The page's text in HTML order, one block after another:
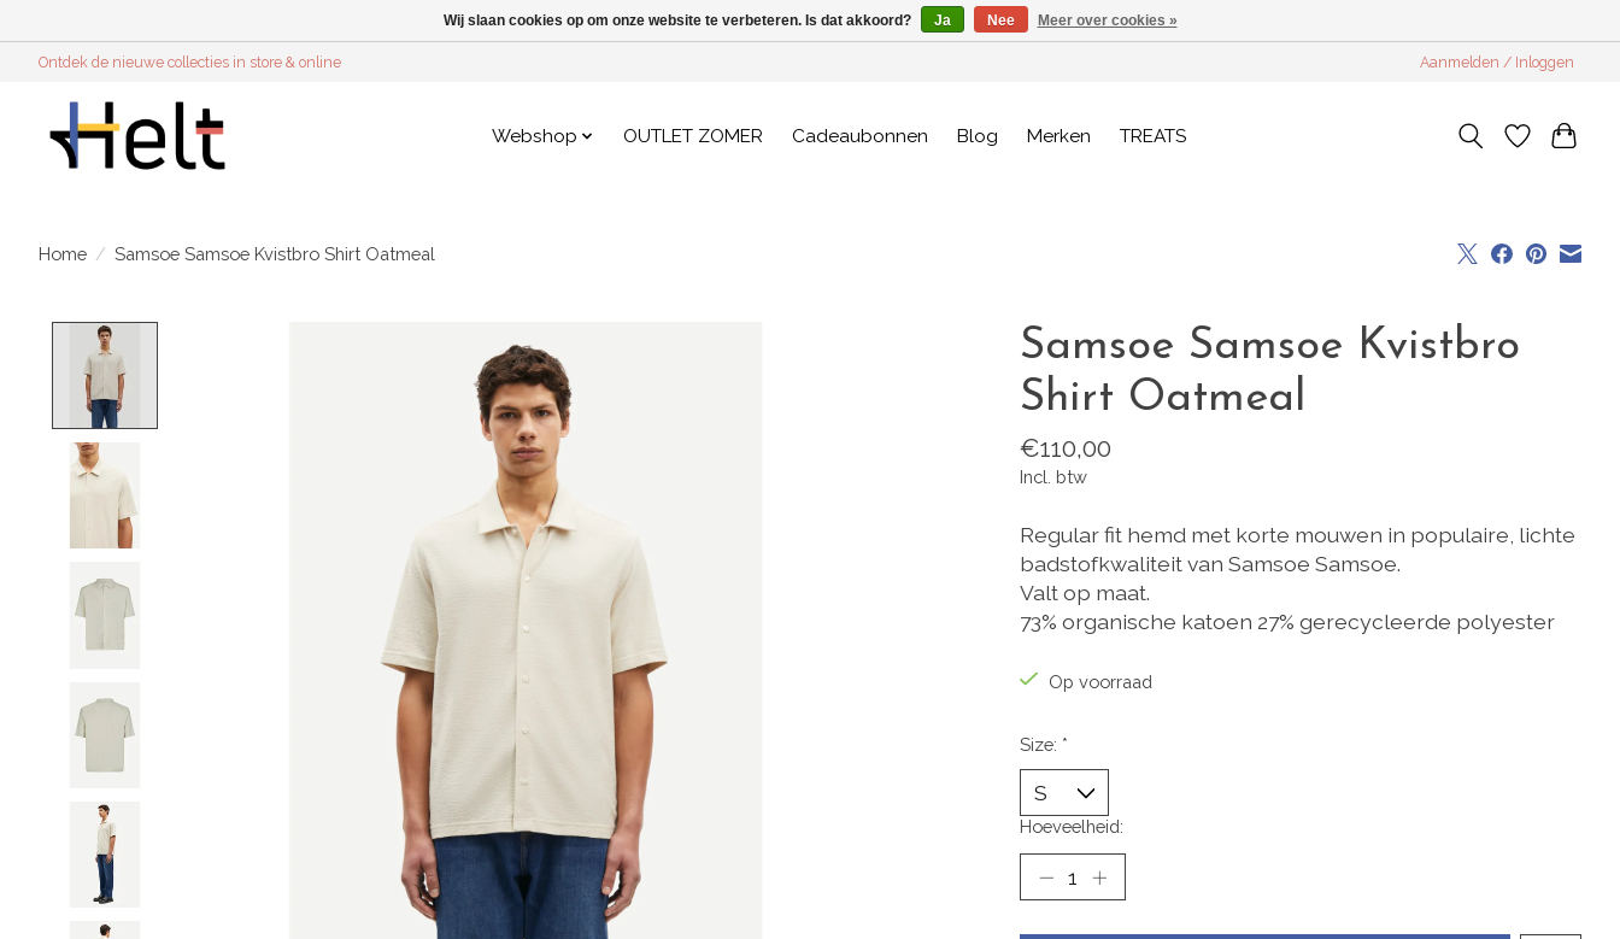
Ontdek de nieuwe collecties in store & online Aanmelden / Inloggen
Webshop OUTLET ZOMER Cadeaubonnen Blog Merken TREATS
Home / Samsoe Samsoe Kvistbro Shirt Oatmeal
Samsoe Samsoe Kvistbro
Shirt Oatmeal
€110,00
Incl. btw
Regular fit hemd met korte mouwen in populaire, lichte
badstofkwaliteit van Samsoe Samsoe.
Valt op maat.
73% organische katoen 27% gerecycleerde polyester
Op voorraad
Size: *
Hoeveelheid:
Wij slaan cookies op om onze website te verbeteren. Is dat akkoord? Ja Nee Meer over cookies »